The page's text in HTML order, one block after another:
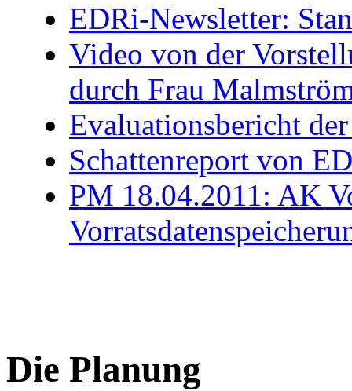
EDRi-Newsletter:
Video von der
durch Frau
Evaluationsbericht
Schattenreport von
PM 18.04.2011: AK
Die Planung